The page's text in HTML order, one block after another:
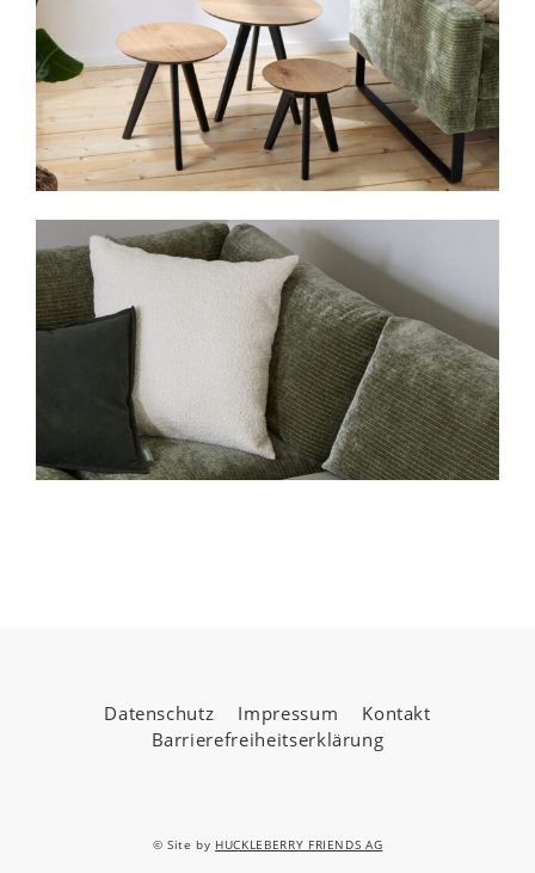
Datenschutz Impressum
Kontakt
Barrierefreiheitserklärung
© Site by HUCKLEBERRY FRIENDS AG